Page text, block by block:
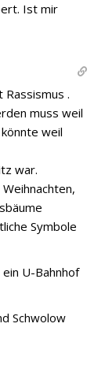
Ist mir
Rassismus .
muss weil
weil
war.
Symbole
U-Bahnhof
Schwolow